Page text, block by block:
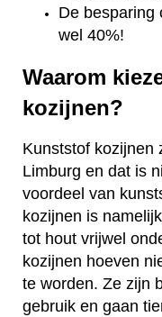
De besparing
wel 40%!
Waarom
kozijnen?
Kunststof kozijnen
Limburg en dat is
voordeel van
kozijnen is
tot hout vrijwel
kozijnen hoeven
te worden. Ze zijn
gebruik en gaan